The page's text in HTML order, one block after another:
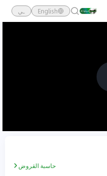
English ـي
حاسبة القروض